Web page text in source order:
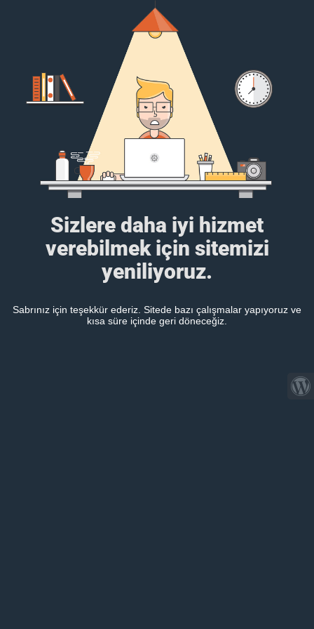
Sizlere daha iyi hizmet
verebilmek için sitemizi
yeniliyoruz.
Sabrınız için teşekkür ederiz. Sitede bazı çalışmalar yapıyoruz ve
kısa süre içinde geri döneceğiz.